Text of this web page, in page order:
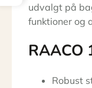
udvalgt på
funktioner og
RAACO
Robust